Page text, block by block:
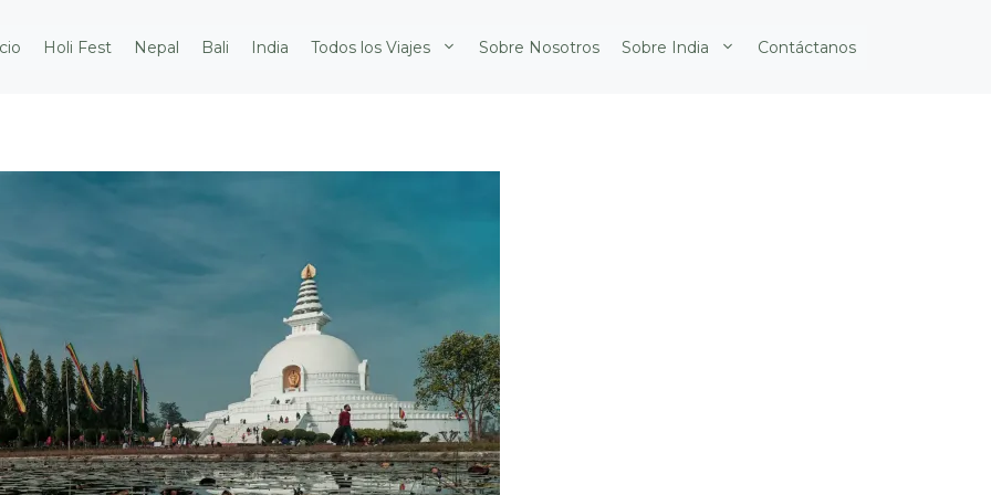
Holi Fest Nepal Bali India Todos los Viajes Sobre Nosotros Sobre India Contáctanos